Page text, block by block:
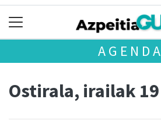
AGENDA
Ostirala, irailak 19